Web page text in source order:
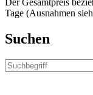
Tage (Ausnahmen
Suchen